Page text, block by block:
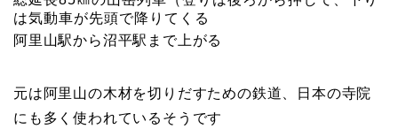
は気動車が先頭で降りてくる
阿里山駅から沼平駅まで上がる
元は阿里山の木材を切りだすための鉄道、日本の寺院
にも多く使われているそうです